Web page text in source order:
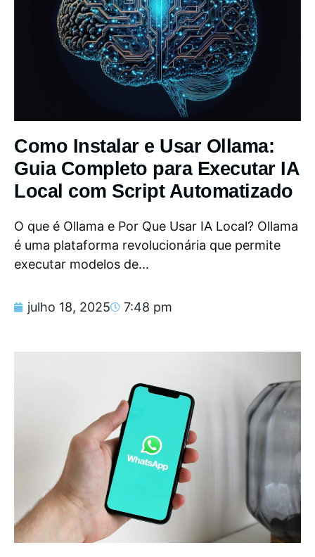
Como Instalar e Usar Ollama:
Guia Completo para Executar IA
Local com Script Automatizado
O que é Ollama e Por Que Usar IA Local? Ollama
é uma plataforma revolucionária que permite
executar modelos de...
julho 18, 2025 7:48 pm